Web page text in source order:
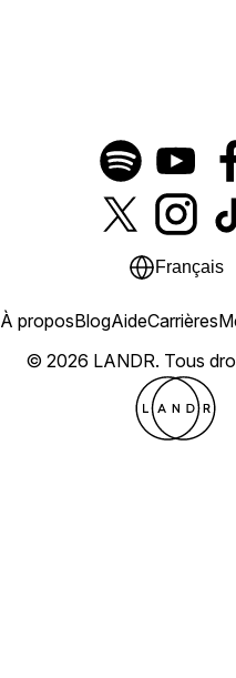
Français
© 2026 LANDR. Tous
À proposBlogAideCarrières